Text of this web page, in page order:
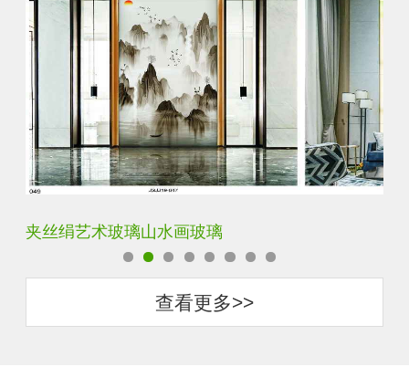
水默意境水墨山水画玻璃
查看更多>>